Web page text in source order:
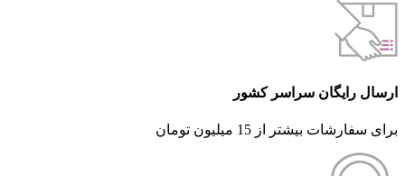
ارسال رایگان سراسر کشور
برای سفارشات بیشتر از 15 میلیون تومان